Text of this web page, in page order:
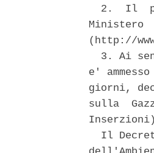
2.  Il
Ministero
(http://
3. Ai
e'
giorni,
sulla
Il